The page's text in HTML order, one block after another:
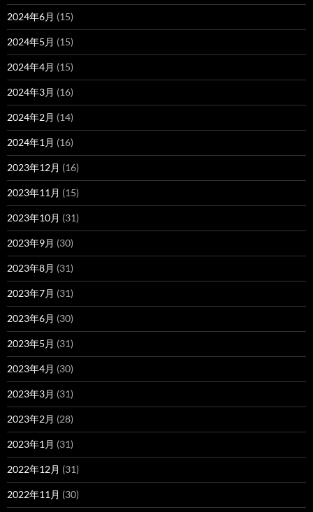
2024年6月 (15)
2024年5月 (15)
2024年4月 (15)
2024年3月 (16)
2024年2月 (14)
2024年1月 (16)
2023年12月 (16)
2023年11月 (15)
2023年10月 (31)
2023年9月 (30)
2023年8月 (31)
2023年7月 (31)
2023年6月 (30)
2023年5月 (31)
2023年4月 (30)
2023年3月 (31)
2023年2月 (28)
2023年1月 (31)
2022年12月 (31)
2022年11月 (30)